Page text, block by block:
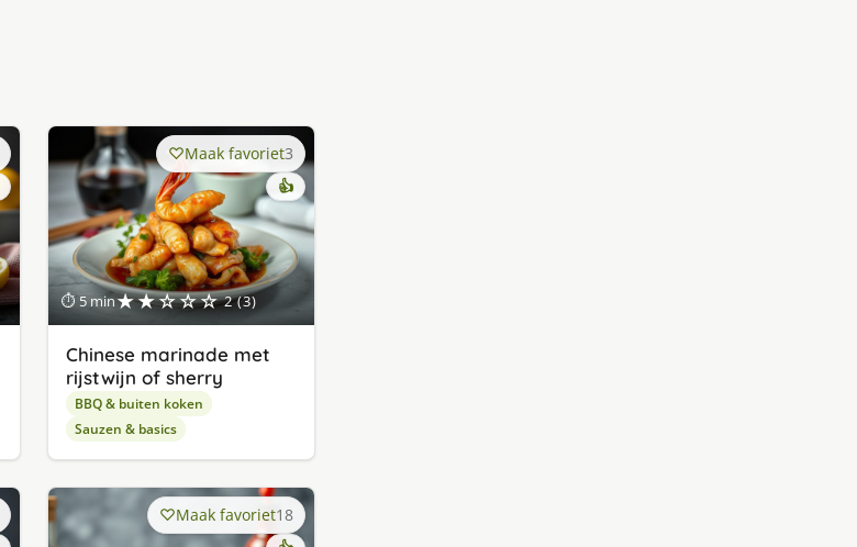
⏱ 5 min★★☆☆☆ 2 (3)
Maak favoriet3
👍
Chinese marinade met
rijstwijn of sherry
BBQ & buiten koken
Sauzen & basics
Maak favoriet18